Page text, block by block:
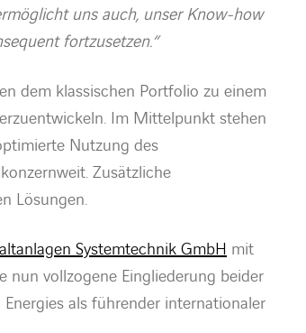
uns auch, unser Know-how
fortzusetzen.“
dem klassischen Portfolio zu einem
Im Mittelpunkt stehen
Nutzung des
Zusätzliche
Lösungen.
Systemtechnik GmbH mit
nun vollzogene Eingliederung beider
als führender internationaler